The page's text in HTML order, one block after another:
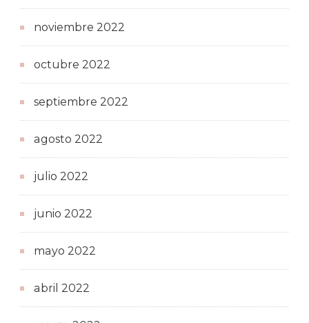
noviembre 2022
octubre 2022
septiembre 2022
agosto 2022
julio 2022
junio 2022
mayo 2022
abril 2022